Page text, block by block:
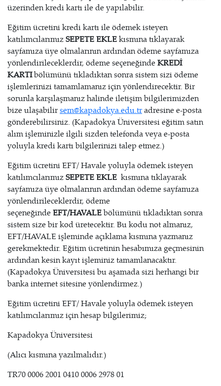
üzerinden kredi kartı ile de yapılabilir.
Eğitim ücretini kredi kartı ile ödemek isteyen
katılımcılarımızSEPETE EKLEkısmına tıklayarak
sayfamıza üye olmalarının ardından ödeme sayfamıza
yönlendirileceklerdir, ödeme seçeneğinde KREDİ
KARTIbölümünü tıkladıktan sonra sistem sizi ödeme
işlemlerinizi tamamlamanız için yönlendirecektir. Bir
sorunla karşılaşmanız halinde iletişim bilgilerimizden
bize ulaşabilirsem@kapadokya.edu.tradresine e-posta
gönderebilirsiniz. (Kapadokya Üniversitesi eğitim satın
alım işleminizle ilgili sizden telefonda veya e-posta
yoluyla kredi kartı bilgilerinizi talep etmez.)
Eğitim ücretini EFT/ Havale yoluyla ödemek isteyen
katılımcılarımızSEPETE EKLE kısmına tıklayarak
sayfamıza üye olmalarının ardından ödeme sayfamıza
yönlendirileceklerdir, ödeme
seçeneğinde EFT/HAVALEbölümünü tıkladıktan sonra
sistem size bir kod üretecektir. Bu kodu not almanız,
EFT/HAVALE işleminde açıklama kısmına yazmanız
gerekmektedir. Eğitim ücretinin hesabımıza geçmesinin
ardından kesin kayıt işleminiz tamamlanacaktır.
(Kapadokya Üniversitesi bu aşamada sizi herhangi bir
banka internet sitesine yönlendirmez.)
Eğitim ücretini EFT/ Havale yoluyla ödemek isteyen
katılımcılarımız için hesap bilgilerimiz;
Kapadokya Üniversitesi
(Alıcı kısmına yazılmalıdır.)
TR70 0006 2001 0410 0006 2978 01